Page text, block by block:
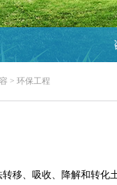
> 环保工程
移、吸收、降解和转